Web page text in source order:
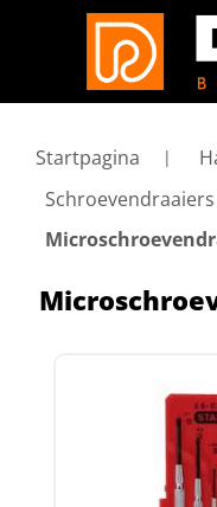
Startpagina
Schroevendraaiers